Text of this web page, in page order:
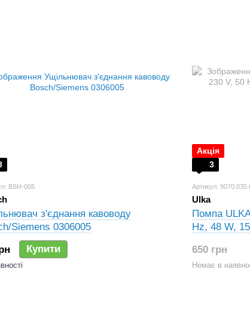
BSH-005
з'єднання кавоводу
Siemens 0306005
Купити
Акція
3
Артикул:
Ulka
Помпа
Hz, 48 W,
650 грн
Немає в